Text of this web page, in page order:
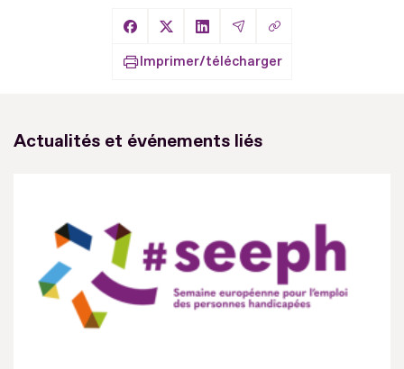
Partager sur Facebook
Partager sur X
Partager sur LinkedIn
Partager par Email
Copier le lien
Imprimer/télécharger
Actualités et événements liés